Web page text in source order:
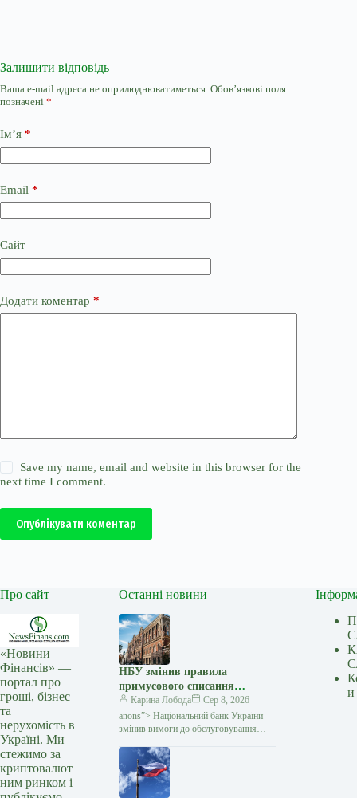
Залишити відповідь
Ваша e-mail адреса не оприлюднюватиметься. Обов’язкові поля
позначені *
Ім’я *
Email *
Сайт
Додати коментар *
Save my name, email and website in this browser for the
next time I comment.
Опублікувати коментар
Про сайт
«Новини
Фінансів» —
портал про
гроші, бізнес
та
нерухомість в
Україні. Ми
стежимо за
криптовалют
ним ринком і
Останні новини
НБУ змінив правила
примусового списання
коштів: що зміниться для
боржників — Мінфін
Карина Лобода
Сер 8, 2026
anons”> Національний банк України
змінив вимоги до обслуговування
Відтепер банк повністю блокуватиме
власні операції клієнта
и